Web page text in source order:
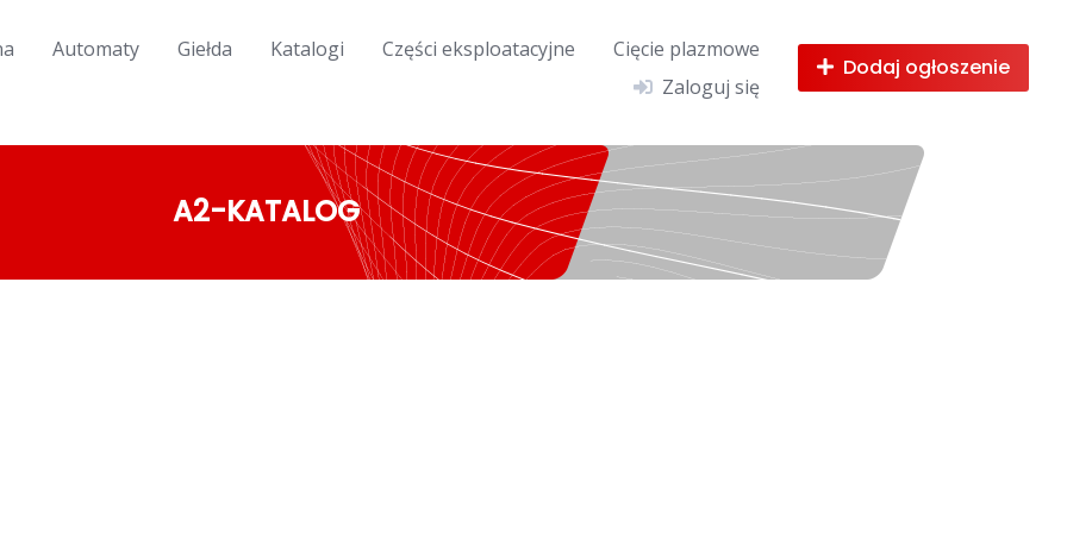
Automaty Giełda Katalogi Części eksploatacyjne
Cięcie plazmowe
Zaloguj się
Dodaj ogłoszenie
A2-KATALOG